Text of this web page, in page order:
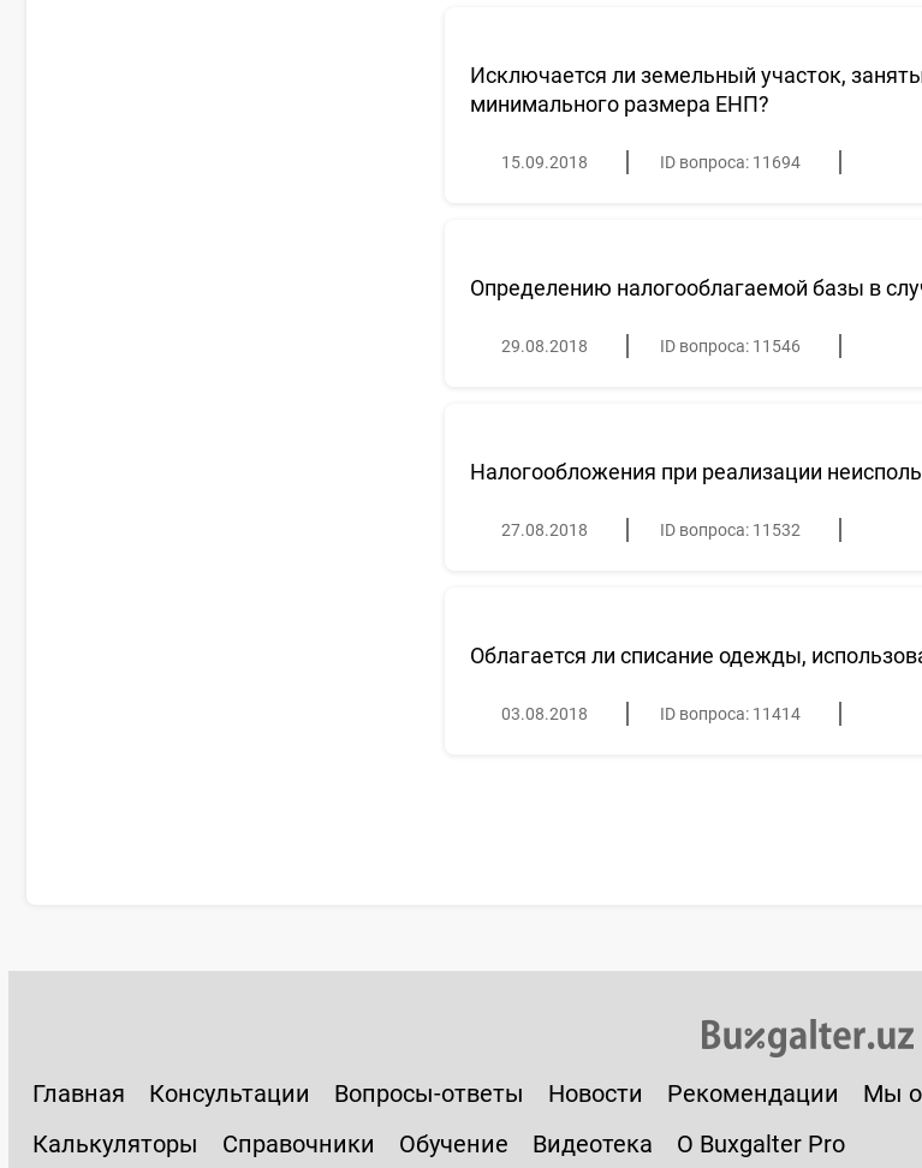
Исключается ли земельный участок,
минимального размера ЕНП?
15.09.2018 ID вопроса: 11694
Определению налогооблагаемой базы в
29.08.2018 ID вопроса: 11546
Налогообложения при реализации
27.08.2018 ID вопроса: 11532
Облагается ли списание одежды,
03.08.2018 ID вопроса: 11414
Главная Консультации Вопросы-ответы Новости Рекомендации Мы
Калькуляторы
Справочники Обучение Видеотека О Buxgalter Pro